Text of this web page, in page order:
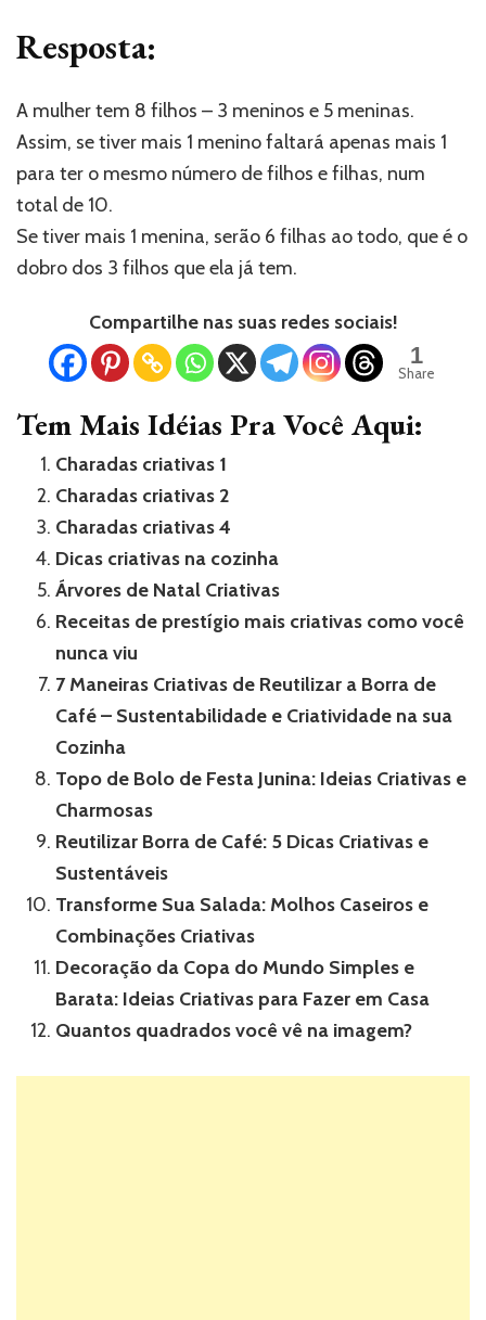
Resposta:
A mulher tem 8 filhos – 3 meninos e 5 meninas.
Assim, se tiver mais 1 menino faltará apenas mais 1
para ter o mesmo número de filhos e filhas, num
total de 10.
Se tiver mais 1 menina, serão 6 filhas ao todo, que é o
dobro dos 3 filhos que ela já tem.
Compartilhe nas suas redes sociais!
1
Share
Tem Mais Idéias Pra Você Aqui:
Charadas criativas 1
Charadas criativas 2
Charadas criativas 4
Dicas criativas na cozinha
Árvores de Natal Criativas
Receitas de prestígio mais criativas como você
nunca viu
7 Maneiras Criativas de Reutilizar a Borra de
Café – Sustentabilidade e Criatividade na sua
Cozinha
Topo de Bolo de Festa Junina: Ideias Criativas e
Charmosas
Reutilizar Borra de Café: 5 Dicas Criativas e
Sustentáveis
Transforme Sua Salada: Molhos Caseiros e
Combinações Criativas
Decoração da Copa do Mundo Simples e
Barata: Ideias Criativas para Fazer em Casa
Quantos quadrados você vê na imagem?